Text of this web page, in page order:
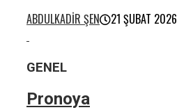
ABDULKADIR ŞEN 21 ŞUBAT 2026
GENEL
Pronoya